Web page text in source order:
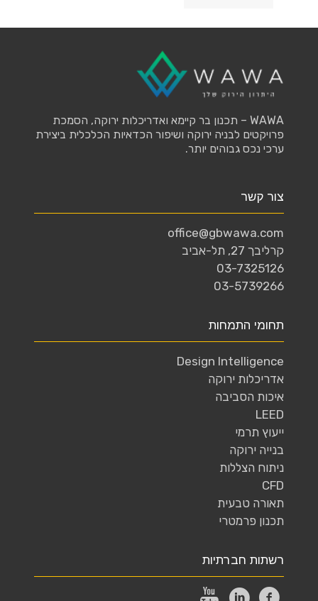
WAWA – תכנון בר קיימא ואדריכלות ירוקה, הסמכת
פרויקטים לבניה ירוקה ושיפור הכדאיות הכלכלית ביצירת
ערכי נכס גבוהים יותר.
צור קשר
office@gbwawa.com
קרליבך 27, תל-אביב
03-7325126
03-5739266
תחומי התמחות
Design Intelligence
אדריכלות ירוקה
איכות הסביבה
LEED
ייעוץ תרמי
בנייה ירוקה
ניתוח הצללות
CFD
תאורה טבעית
תכנון פרמטרי
רשתות חברתיות